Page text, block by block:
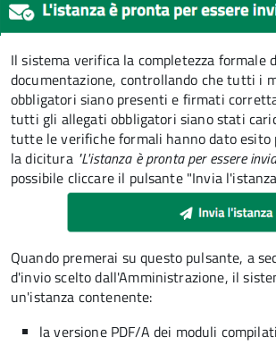
Il sistema verifica la completezza formale
documentazione, controllando che tutti i
obbligatori siano presenti e firmati
tutti gli allegati obbligatori siano stati
tutte le verifiche formali hanno dato esito
la dicitura "L'istanza è pronta per essere
possibile cliccare il pulsante "Invia
Quando premerai su questo pulsante, a
d'invio scelto dall'Amministrazione, il
un'istanza contenente:
la versione PDF/A dei moduli